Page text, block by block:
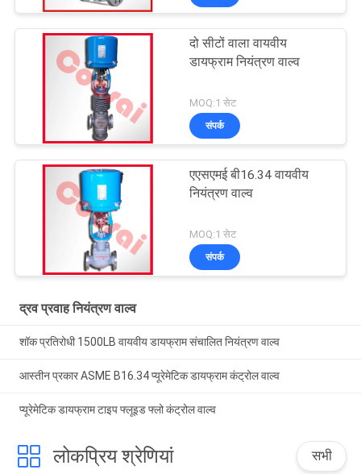
दो सीटों वाला वायवीय
डायफ्राम नियंत्रण वाल्व
MOQ:1 सेट
संपर्क
एएसएमई बी16.34 वायवीय
नियंत्रण वाल्व
MOQ:1 सेट
संपर्क
द्रव प्रवाह नियंत्रण वाल्व
शॉक प्रतिरोधी 1500LB वायवीय डायफ्राम संचालित नियंत्रण वाल्व
आस्तीन प्रकार ASME B16.34 प्यूरेमेटिक डायफ्राम कंट्रोल वाल्व
प्यूरेमेटिक डायफ्राम टाइप फ्लूइड फ्लो कंट्रोल वाल्व
लोकप्रिय श्रेणियां सभी